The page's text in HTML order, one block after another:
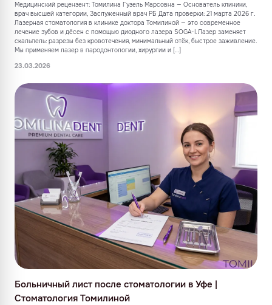
Медицинский рецензент: Томилина Гузель Марсовна — Основатель клиники,
врач высшей категории, Заслуженный врач РБ Дата проверки: 21 марта 2026 г.
Лазерная стоматология в клинике доктора Томилиной — это современное
лечение зубов и дёсен с помощью диодного лазера SOGA-I. Лазер заменяет
скальпель: разрезы без кровотечения, минимальный отёк, быстрое заживление.
Мы применяем лазер в пародонтологии, хирургии и […]
23.03.2026
Больничный лист после стоматологии в Уфе |
Стоматология Томилиной